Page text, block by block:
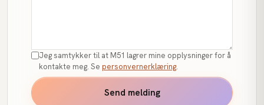
Jeg samtykker til at M51 lagrer mine opplysninger for å
kontakte meg. Se personvernerklæring.
Send melding